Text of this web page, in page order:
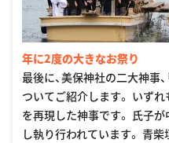
年に2度の大きなお祭り
最後に、美保神社の二大神事、
ついてご紹介します。 いずれ
を再現した神事です。 氏子
し執り行われています。 青